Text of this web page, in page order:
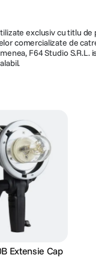
exclusiv cu titlu de
comercializate de
F64 Studio S.R.L.
Extensie Cap